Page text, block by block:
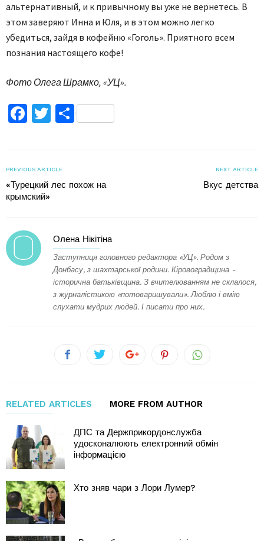
альтернативный, и к привычному вы уже не вернетесь. В
этом заверяют Инна и Юля, и в этом можно легко
убедиться, зайдя в кофейню «Гоголь». Приятного всем
познания настоящего кофе!
Фото Олега Шрамко, «УЦ».
Facebook
TwitterПоділитися
PREVIOUS ARTICLE
«Турецкий лес похож на
крымский»
NEXT ARTICLE
Вкус детства
Олена Нікітіна
Заступниця головного редактора «УЦ». Родом з
Донбасу, з шахтарської родини. Кіровоградщина -
історична батьківщина. З вчителюванням не склалося,
з журналістикою «потоваришували». Люблю і вмію
слухати мудрих людей. І писати про них.
RELATED ARTICLES MORE FROM AUTHOR
ДПС та Держприкордонслужба
удосконалюють електронний обмін
інформацією
Хто зняв чари з Лори Лумер?